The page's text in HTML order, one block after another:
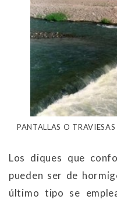
PANTALLAS O
Los diques que
pueden ser de
último tipo se